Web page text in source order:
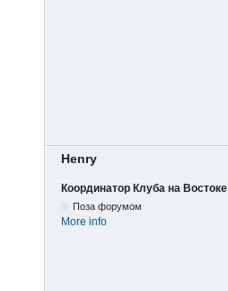
Henry
Координатор Клуба на Востоке
Поза форумом
More info